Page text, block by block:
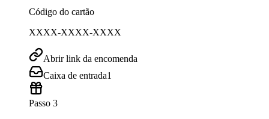
Código do cartão
XXXX-XXXX-XXXX
Abrir link da encomenda
Caixa de entrada1
Passo 3